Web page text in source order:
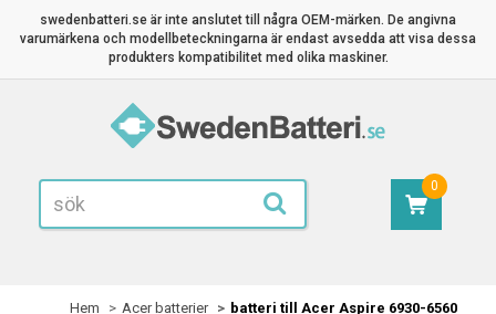
swedenbatteri.se är inte anslutet till några OEM-märken. De angivna
varumärkena och modellbeteckningarna är endast avsedda att visa dessa
produkters kompatibilitet med olika maskiner.
0
Hem Acer batterier batteri till Acer Aspire 6930-6560